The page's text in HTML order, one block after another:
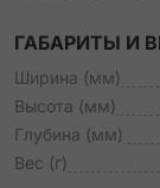
ГАБАРИТЫ И
Ширина (мм)
Высота (мм)
Глубина (мм)
Вес (г)